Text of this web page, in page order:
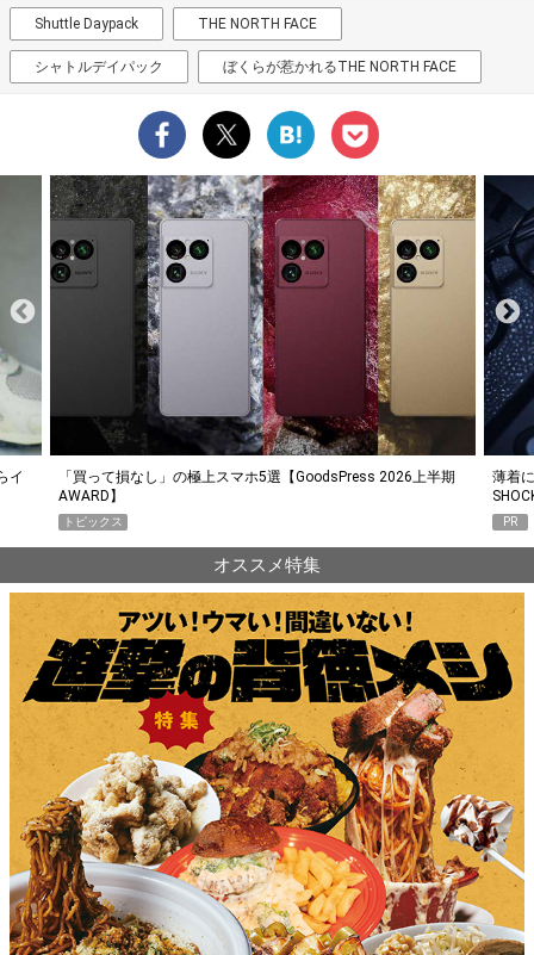
Shuttle Daypack THE NORTH FACE
シャトルデイパック ぼくらが惹かれるTHE NORTH FACE
イ
「買って損なし」の極上スマホ5選【GoodsPress 2026上半期
AWARD】
トピックス
薄着
PR
オススメ特集